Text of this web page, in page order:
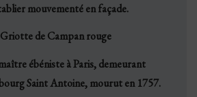
mouvementé en façade.
de Campan rouge
ébéniste à Paris, demeurant
Saint Antoine, mourut en 1757.